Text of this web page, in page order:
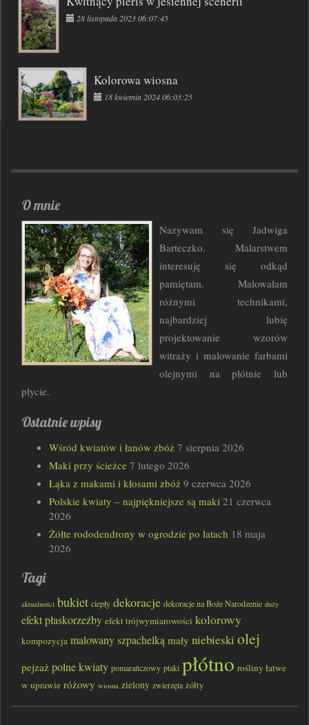
28 listopada 2023 06:07:45
Kolorowa wiosna
18 kwietnia 2024 06:03:25
O mnie
Nazywam się Jadwiga
Barteczko. Malarstwem
interesuję się odkąd
pamiętam. Malowałam
różnymi technikami,
najbardziej lubię
projektowanie wzorów
witraży i malowanie farbami
olejnymi na płótnie lub
płycie.
Ostatnie wpisy
Wśród kwiatów i łanów zbóż 7 sierpnia 2026
Maki przy ścieżce 7 lutego 2026
Łąka z makami i kłosami zbóż 9 czerwca 2026
Polskie kwiaty – najpiękniejsze są maki 21 czerwca
2026
Żółte rododendrony w ogrodzie po latach 18 maja
2026
Tagi
aktualności bukiet ciepły dekoracje dekoracje na Boże Narodzenie duży
efekt płaskorzeźby efekt trójwymiarowości kolorowy
kompozycja malowany szpachelką mały niebieski olej
pejzaż polne kwiaty pomarańczowy ptaki płótno rośliny łatwe
w uprawie różowy wiosna zielony zwierzęta żółty